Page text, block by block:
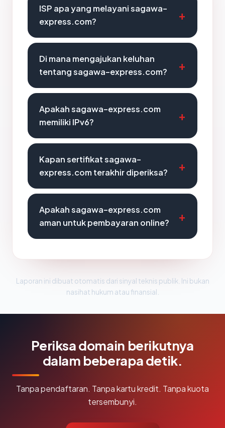
ISP apa yang melayani sagawa-
express.com?
Di mana mengajukan keluhan
tentang sagawa-express.com?
Apakah sagawa-express.com
memiliki IPv6?
Kapan sertifikat sagawa-
express.com terakhir diperiksa?
Apakah sagawa-express.com
aman untuk pembayaran online?
Laporan ini dibuat otomatis dari sinyal teknis publik. Ini bukan
nasihat hukum atau finansial.
Periksa domain berikutnya
dalam beberapa detik.
Tanpa pendaftaran. Tanpa kartu kredit. Tanpa kuota
tersembunyi.